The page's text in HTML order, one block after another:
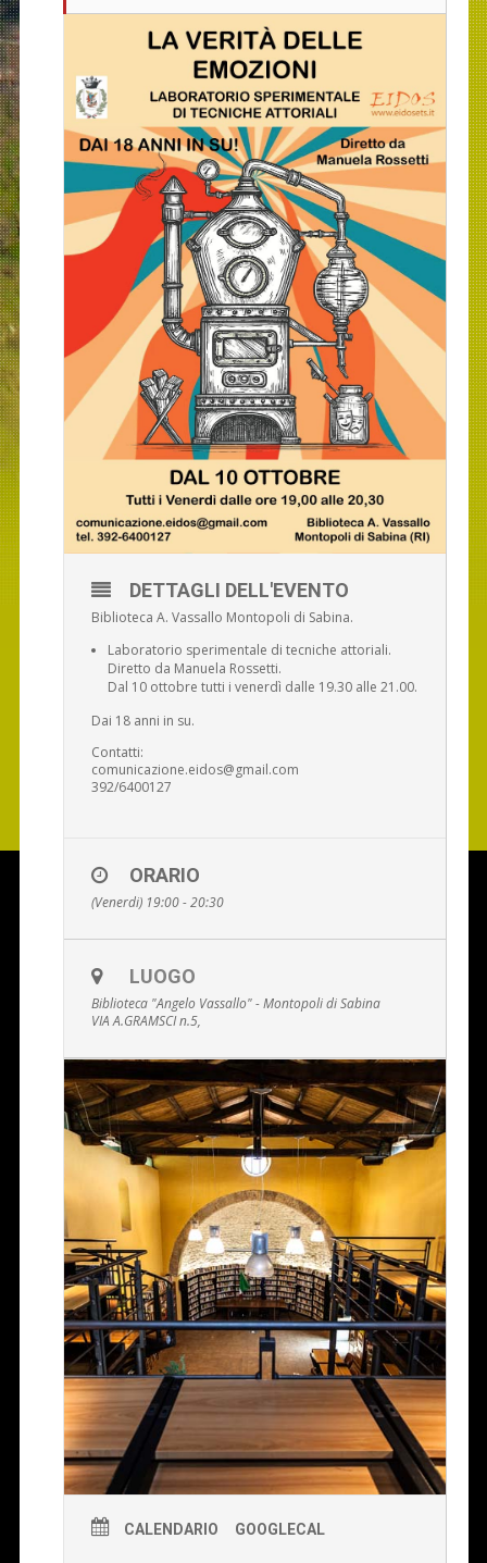
DETTAGLI DELL'EVENTO
Biblioteca A. Vassallo Montopoli di Sabina.
Laboratorio sperimentale di tecniche attoriali.
Diretto da Manuela Rossetti.
Dal 10 ottobre tutti i venerdì dalle 19.30 alle 21.00.
Dai 18 anni in su.
Contatti:
comunicazione.eidos@gmail.com
392/6400127
ORARIO
(Venerdi) 19:00 - 20:30
LUOGO
Biblioteca "Angelo Vassallo" - Montopoli di Sabina
VIA A.GRAMSCI n.5,
CALENDARIO GOOGLECAL